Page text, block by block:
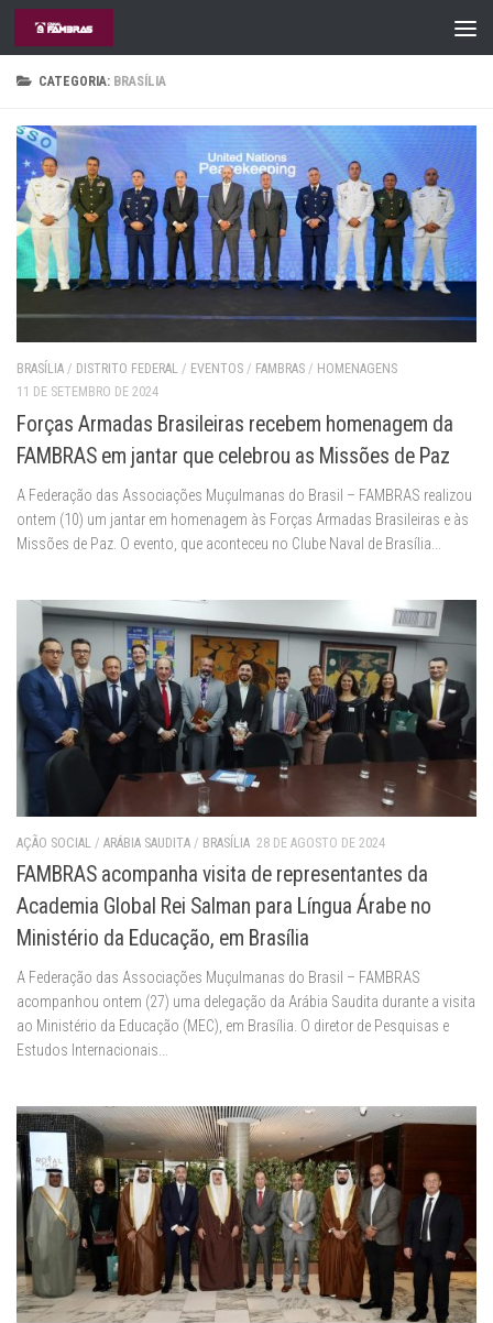
Skip to content
CATEGORIA: BRASÍLIA
BRASÍLIA / DISTRITO FEDERAL / EVENTOS / FAMBRAS / HOMENAGENS
11 DE SETEMBRO DE 2024
Forças Armadas Brasileiras recebem homenagem da
FAMBRAS em jantar que celebrou as Missões de Paz
A Federação das Associações Muçulmanas do Brasil – FAMBRAS realizou
ontem (10) um jantar em homenagem às Forças Armadas Brasileiras e às
Missões de Paz. O evento, que aconteceu no Clube Naval de Brasília...
AÇÃO SOCIAL / ARÁBIA SAUDITA / BRASÍLIA 28 DE AGOSTO DE 2024
FAMBRAS acompanha visita de representantes da
Academia Global Rei Salman para Língua Árabe no
Ministério da Educação, em Brasília
A Federação das Associações Muçulmanas do Brasil – FAMBRAS
acompanhou ontem (27) uma delegação da Arábia Saudita durante a visita
ao Ministério da Educação (MEC), em Brasília. O diretor de Pesquisas e
Estudos Internacionais...